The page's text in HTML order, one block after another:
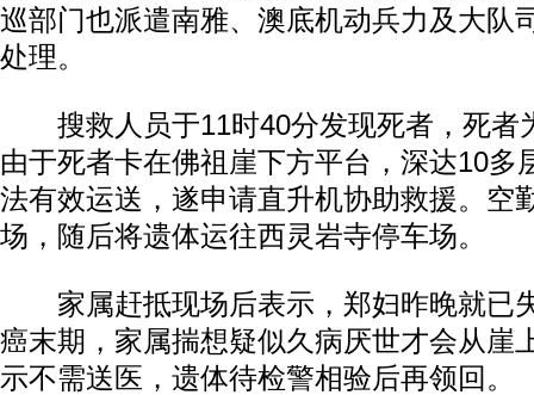
巡部门也派遣南雅、澳底机动兵力及大队
处理。
搜救人员于11时40分发现死者，死者
由于死者卡在佛祖崖下方平台，深达10多
法有效运送，遂申请直升机协助救援。空
场，随后将遗体运往西灵岩寺停车场。
家属赶抵现场后表示，郑妇昨晚就已
癌末期，家属揣想疑似久病厌世才会从崖
示不需送医，遗体待检警相验后再领回。